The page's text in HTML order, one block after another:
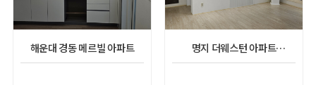
해운대 경동 메르빌 아파트
명지 더웨스턴 아파트
리모델링공사